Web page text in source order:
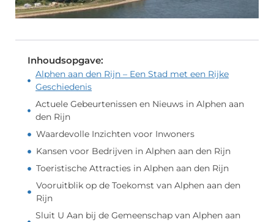
Inhoudsopgave:
Alphen aan den Rijn – Een Stad met een Rijke
Geschiedenis
Actuele Gebeurtenissen en Nieuws in Alphen aan
den Rijn
Waardevolle Inzichten voor Inwoners
Kansen voor Bedrijven in Alphen aan den Rijn
Toeristische Attracties in Alphen aan den Rijn
Vooruitblik op de Toekomst van Alphen aan den
Rijn
Sluit U Aan bij de Gemeenschap van Alphen aan